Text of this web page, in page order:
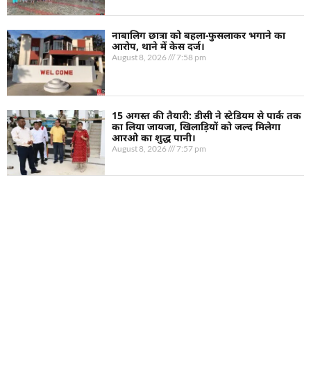
नाबालिग छात्रा को बहला-फुसलाकर भगाने का
आरोप, थाने में केस दर्ज।
August 8, 2026 7:58 pm
15 अगस्त की तैयारी: डीसी ने स्टेडियम से पार्क तक
का लिया जायजा, खिलाड़ियों को जल्द मिलेगा
आरओ का शुद्ध पानी।
August 8, 2026 7:57 pm